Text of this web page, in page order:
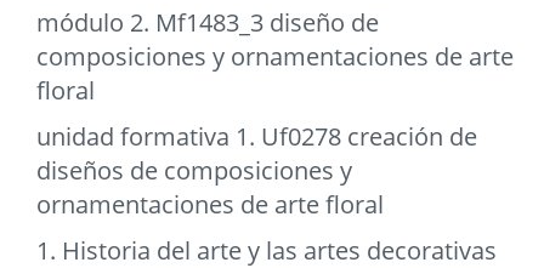
módulo 2. Mf1483_3 diseño de
composiciones y ornamentaciones de arte
floral
unidad formativa 1. Uf0278 creación de
diseños de composiciones y
ornamentaciones de arte floral
1. Historia del arte y las artes decorativas